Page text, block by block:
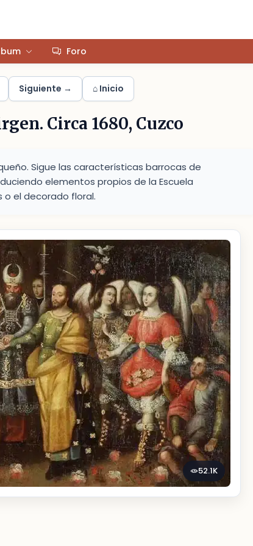
Foro
Siguiente → ⌂ Inicio
Circa 1680, Cuzco
Sigue las características barrocas de
elementos propios de la Escuela
o el decorado floral.
52.1K